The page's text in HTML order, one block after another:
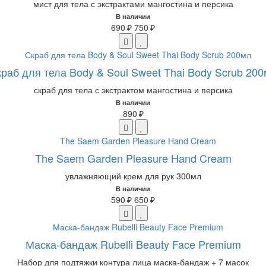
мист для тела с экстрактами мангостина и персика
В наличии
690 ₽ 750 ₽
для тела Body & Soul Sweet Thai Body Scrub
скраб для тела с экстрактом мангостина и персика
В наличии
890 ₽
The Saem Garden Pleasure Hand Cream
увлажняющий крем для рук 300мл
В наличии
590 ₽ 650 ₽
Маска-бандаж Rubelli Beauty Face Premium
Набор для подтяжки контура лица маска-бандаж + 7 масок